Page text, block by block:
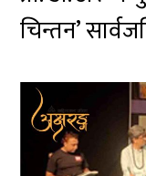
चिन्तन’